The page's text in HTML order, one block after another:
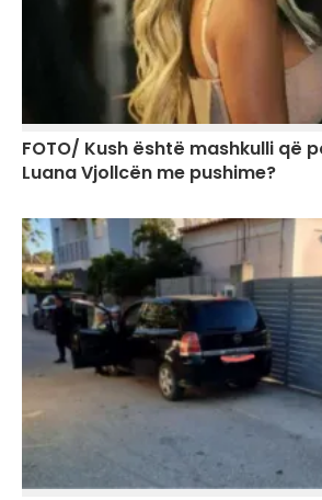
FOTO/ Kush është mashkulli që
Luana Vjollcën me pushime?